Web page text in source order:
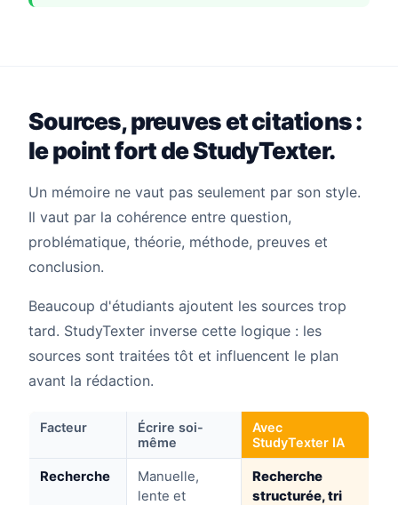
Sources, preuves et citations :
le point fort de StudyTexter.
Un mémoire ne vaut pas seulement par son style.
Il vaut par la cohérence entre question,
problématique, théorie, méthode, preuves et
conclusion.
Beaucoup d'étudiants ajoutent les sources trop
tard. StudyTexter inverse cette logique : les
sources sont traitées tôt et influencent le plan
avant la rédaction.
Facteur
Écrire soi-
même
Avec
StudyTexter IA
Recherche
Manuelle,
lente et
Recherche
structurée, tri